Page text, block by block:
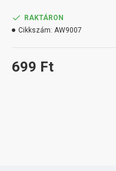
699 Ft
RAKTÁRON
Cikkszám: AW9007